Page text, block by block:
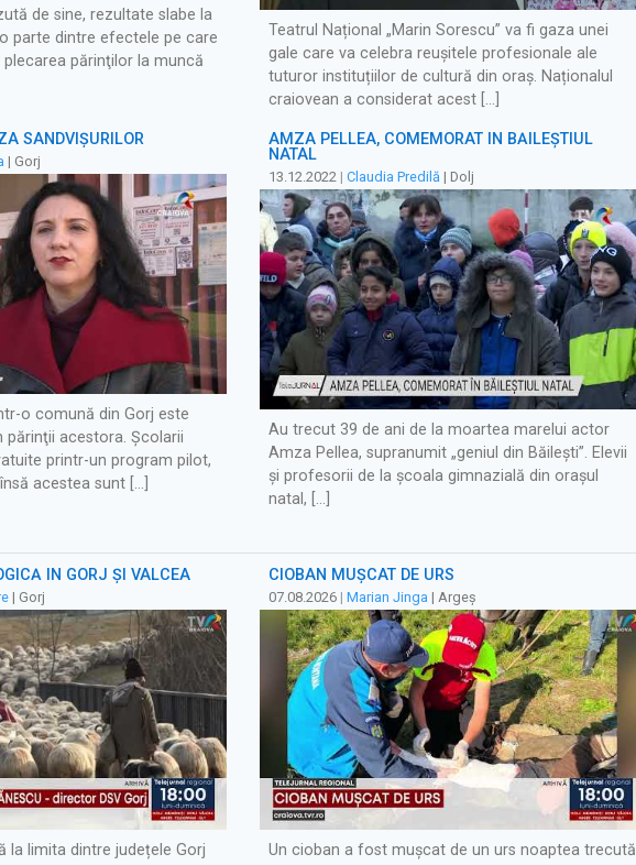
de sine, rezultate slabe la
parte dintre efectele pe care
părinţilor la muncă
Teatrul Național „Marin Sorescu” va fi gaza unei
gale care va celebra reușitele profesionale ale
tuturor instituțiilor de cultură din oraş. Naționalul
craiovean a considerat acest […]
SANDVIŞURILOR
| Gorj
o comună din Gorj este
părinţii acestora. Școlarii
printr-un program pilot,
acestea sunt […]
AMZA PELLEA, COMEMORAT ÎN BĂILEȘTIUL
NATAL
13.12.2022 | Claudia Predilă | Dolj
Au trecut 39 de ani de la moartea marelui actor
Amza Pellea, supranumit „geniul din Băilești”. Elevii
și profesorii de la şcoala gimnazială din orașul
natal, […]
ÎN GORJ ȘI VÂLCEA
| Gorj
la limita dintre județele Gorj
CIOBAN MUȘCAT DE URS
07.08.2026 | Marian Jinga | Argeș
Un cioban a fost mușcat de un urs noaptea trecută